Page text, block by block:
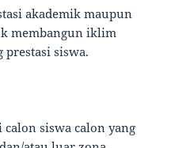
akademik maupun
membangun iklim
siswa.
siswa calon yang